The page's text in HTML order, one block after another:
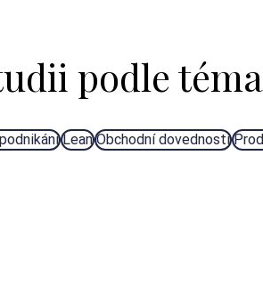
podle
Lean Obchodní dovednosti